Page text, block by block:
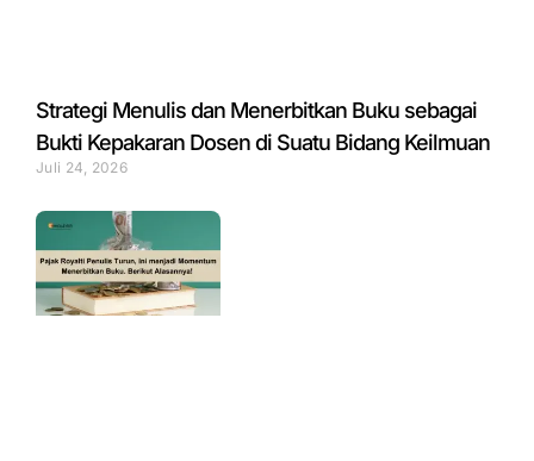
Strategi Menulis dan Menerbitkan Buku sebagai
Bukti Kepakaran Dosen di Suatu Bidang Keilmuan
Juli 24, 2026